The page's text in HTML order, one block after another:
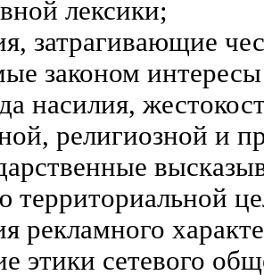
лексики;
затрагивающие
законом
насилия,
религиозной и
рекламного
этики сетевого